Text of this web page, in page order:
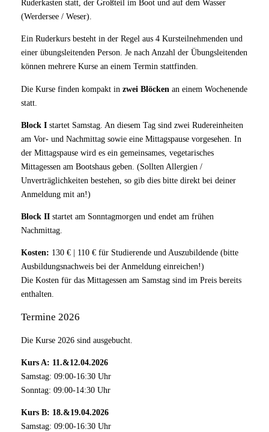
Ruderkasten statt, der Großteil im Boot und auf dem Wasser
(Werdersee / Weser).
Ein Ruderkurs besteht in der Regel aus 4 Kursteilnehmenden und
einer übungsleitenden Person. Je nach Anzahl der Übungsleitenden
können mehrere Kurse an einem Termin stattfinden.
Die Kurse finden kompakt in zwei Blöcken an einem Wochenende
statt.
Block Istartet Samstag. An diesem Tag sind zwei Rudereinheiten
am Vor- und Nachmittag sowie eine Mittagspause vorgesehen. In
der Mittagspause wird es ein gemeinsames, vegetarisches
Mittagessen am Bootshaus geben. (Sollten Allergien /
Unverträglichkeiten bestehen, so gib dies bitte direkt bei deiner
Anmeldung mit an!)
Block IIstartet am Sonntagmorgen und endet am frühen
Nachmittag.
Kosten: 130 € | 110 € für Studierende und Auszubildende (bitte
Ausbildungsnachweis bei der Anmeldung einreichen!)
Die Kosten für das Mittagessen am Samstag sind im Preis bereits
enthalten.
Termine 2026
Die Kurse 2026 sind ausgebucht.
Kurs A: 11.&12.04.2026
Samstag: 09:00-16:30 Uhr
Sonntag: 09:00-14:30 Uhr
Kurs B: 18.&19.04.2026
Samstag: 09:00-16:30 Uhr